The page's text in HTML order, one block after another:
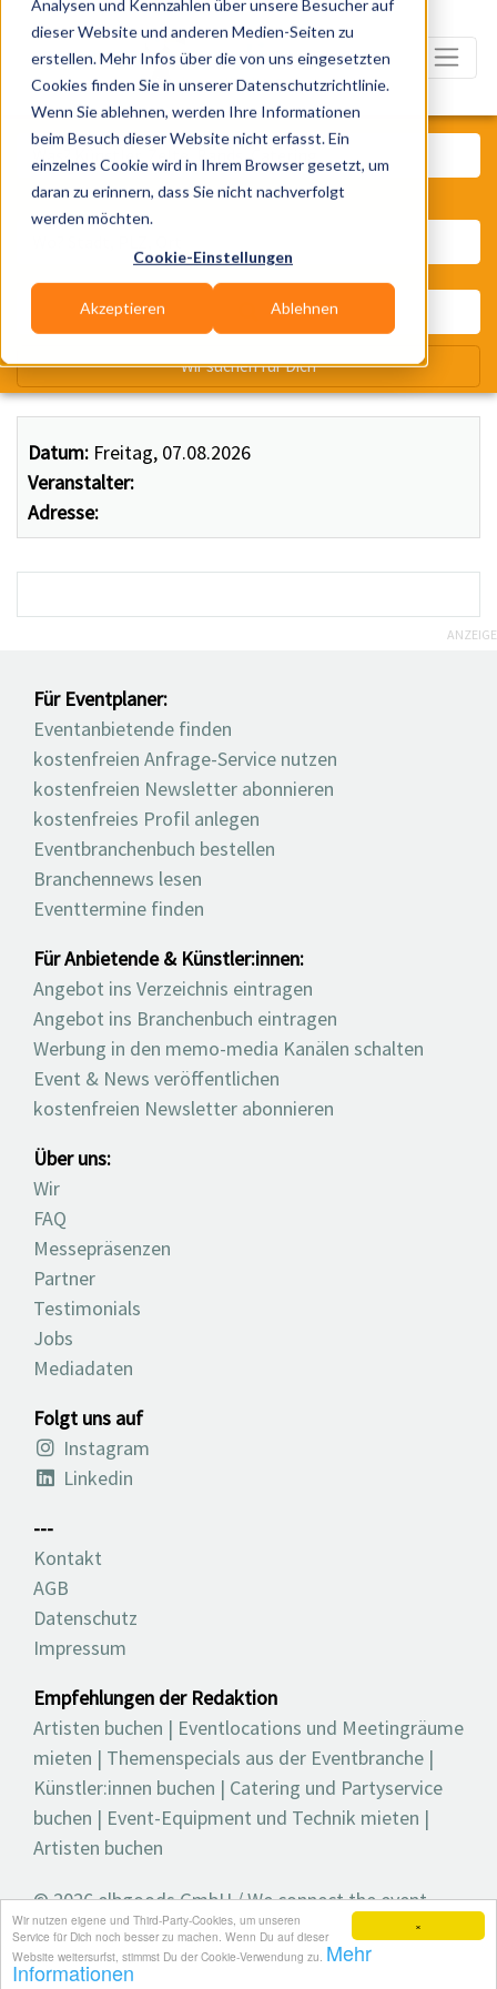
×
Wir nutzen eigene und Third-Party-Cookies, um unseren
Service für Dich noch besser zu machen. Wenn Du auf dieser
Website weitersurfst, stimmst Du der Cookie-Verwendung zu. Mehr
Informationen
Analysen und Kennzahlen über unsere Besucher auf
dieser Website und anderen Medien-Seiten zu
erstellen. Mehr Infos über die von uns eingesetzten
Cookies finden Sie in unserer Datenschutzrichtlinie.
Wenn Sie ablehnen, werden Ihre Informationen
beim Besuch dieser Website nicht erfasst. Ein
einzelnes Cookie wird in Ihrem Browser gesetzt, um
daran zu erinnern, dass Sie nicht nachverfolgt
werden möchten.
Cookie-Einstellungen
Akzeptieren Ablehnen
Datum: Freitag, 07.08.2026
Veranstalter:
Adresse:
Was? Künstler, Zelte, Bands,
Wir suchen für Dich
ANZEIGE
Für Eventplaner:
Eventanbietende finden
kostenfreien Anfrage-Service nutzen
kostenfreien Newsletter abonnieren
kostenfreies Profil anlegen
Eventbranchenbuch bestellen
Branchennews lesen
Eventtermine finden
Für Anbietende & Künstler:innen:
Angebot ins Verzeichnis eintragen
Angebot ins Branchenbuch eintragen
Werbung in den memo-media Kanälen schalten
Event & News veröffentlichen
kostenfreien Newsletter abonnieren
Über uns:
Wir
FAQ
Messepräsenzen
Partner
Testimonials
Jobs
Mediadaten
Folgt uns auf
Instagram
Linkedin
---
Kontakt
AGB
Datenschutz
Impressum
Empfehlungen der Redaktion
Artisten buchen | Eventlocations und Meetingräume
mieten | Themenspecials aus der Eventbranche |
Künstler:innen buchen | Catering und Partyservice
buchen | Event-Equipment und Technik mieten |
Artisten buchen
© 2026 elbgoods GmbH / We connect the event
industry / Medienvielfalt für die Eventplanung /
Eventbranchenbuch, Blog, Magazin und mehr